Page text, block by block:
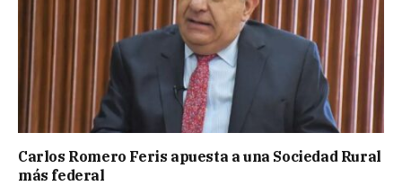
Carlos Romero Feris apuesta a una Sociedad Rural
más federal